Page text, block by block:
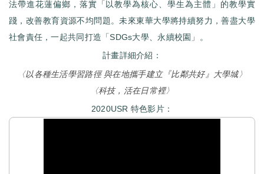
法帶進花蓮偏鄉，落實「以教學為核心、學生為主體」的教學實
踐，改善教育資源不均問題。未來東華大學將持續努力，善盡大學
社會責任，一起共同打造「SDGs大學、永續校園」。️
計畫詳細介紹：
〈以各種生活學習路徑 與在地攜手建立『比鄰共好』大學城〉
〈科技，活在日常裡〉
2020USR 特色影片：